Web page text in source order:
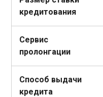
кредитования
Сервис
пролонгации
Способ выдачи
кредита